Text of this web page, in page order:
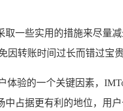
一些实用的措施来尽量
转账时间过长而错过宝贵
体验的一个关键因素，
占据更有利的地位，用